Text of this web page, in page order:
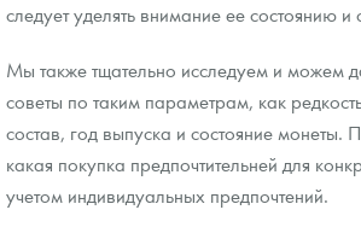
следует уделять внимание ее состоянию и
Мы также тщательно исследуем и можем
советы по таким параметрам, как
состав, год выпуска и состояние монеты.
какая покупка предпочтительней для
учетом индивидуальных предпочтений.